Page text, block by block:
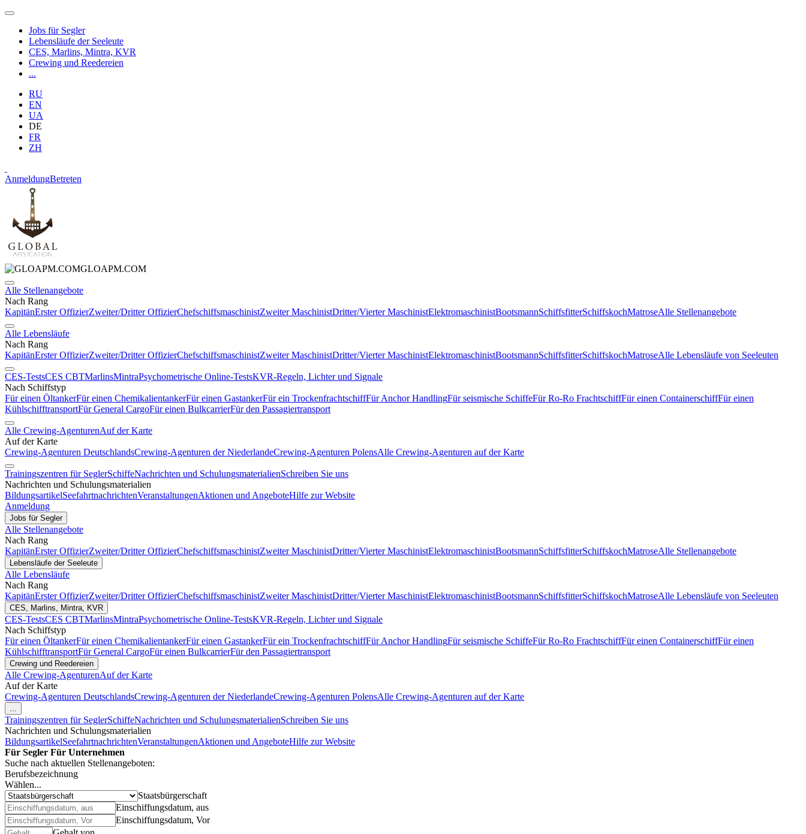
Jobs für Segler
Lebensläufe der Seeleute
CES, Marlins, Mintra, KVR
Crewing und Reedereien
...
RU
EN
UA
DE
FR
ZH
AnmeldungBetreten
GLOAPM.COM
Alle Stellenangebote
Nach Rang
KapitänErster OffizierZweiter/Dritter OffizierChefschiffsmaschinistZweiter MaschinistDritter/Vierter MaschinistElektromaschinistBootsmannSchiffsfitterSchiffskochMatroseAlle Stellenangebote
Alle Lebensläufe
Nach Rang
KapitänErster OffizierZweiter/Dritter OffizierChefschiffsmaschinistZweiter MaschinistDritter/Vierter MaschinistElektromaschinistBootsmannSchiffsfitterSchiffskochMatroseAlle Lebensläufe von Seeleuten
CES-TestsCES CBTMarlinsMintraPsychometrische Online-TestsKVR-Regeln, Lichter und Signale
Nach Schiffstyp
Für einen ÖltankerFür einen ChemikalientankerFür einen GastankerFür ein TrockenfrachtschiffFür Anchor HandlingFür seismische SchiffeFür Ro-Ro FrachtschiffFür einen ContainerschiffFür einen
KühlschifftransportFür General CargoFür einen BulkcarrierFür den Passagiertransport
Alle Crewing-AgenturenAuf der Karte
Auf der Karte
Crewing-Agenturen DeutschlandsCrewing-Agenturen der NiederlandeCrewing-Agenturen PolensAlle Crewing-Agenturen auf der Karte
Trainingszentren für SeglerSchiffeNachrichten und SchulungsmaterialienSchreiben Sie uns
Nachrichten und Schulungsmaterialien
BildungsartikelSeefahrtnachrichtenVeranstaltungenAktionen und AngeboteHilfe zur Website
Anmeldung
Jobs für Segler
Alle Stellenangebote
Nach Rang
KapitänErster OffizierZweiter/Dritter OffizierChefschiffsmaschinistZweiter MaschinistDritter/Vierter MaschinistElektromaschinistBootsmannSchiffsfitterSchiffskochMatroseAlle Stellenangebote
Lebensläufe der Seeleute
Alle Lebensläufe
Nach Rang
KapitänErster OffizierZweiter/Dritter OffizierChefschiffsmaschinistZweiter MaschinistDritter/Vierter MaschinistElektromaschinistBootsmannSchiffsfitterSchiffskochMatroseAlle Lebensläufe von Seeleuten
CES, Marlins, Mintra, KVR
CES-TestsCES CBTMarlinsMintraPsychometrische Online-TestsKVR-Regeln, Lichter und Signale
Nach Schiffstyp
Für einen ÖltankerFür einen ChemikalientankerFür einen GastankerFür ein TrockenfrachtschiffFür Anchor HandlingFür seismische SchiffeFür Ro-Ro FrachtschiffFür einen ContainerschiffFür einen
KühlschifftransportFür General CargoFür einen BulkcarrierFür den Passagiertransport
Crewing und Reedereien
Alle Crewing-AgenturenAuf der Karte
Auf der Karte
Crewing-Agenturen DeutschlandsCrewing-Agenturen der NiederlandeCrewing-Agenturen PolensAlle Crewing-Agenturen auf der Karte
...
Trainingszentren für SeglerSchiffeNachrichten und SchulungsmaterialienSchreiben Sie uns
Nachrichten und Schulungsmaterialien
BildungsartikelSeefahrtnachrichtenVeranstaltungenAktionen und AngeboteHilfe zur Website
Für Segler Für Unternehmen
Suche nach aktuellen Stellenangeboten:
Berufsbezeichnung
Wählen...
Staatsbürgerschaft
Einschiffungsdatum, aus
Einschiffungsdatum, Vor